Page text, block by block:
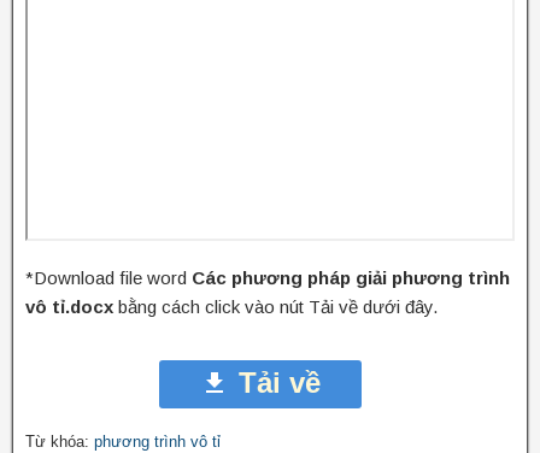
*Download file word Các phương pháp giải phương trình
vô tỉ.docx bằng cách click vào nút Tải về dưới đây.
Tải về
Từ khóa: phương trình vô tỉ